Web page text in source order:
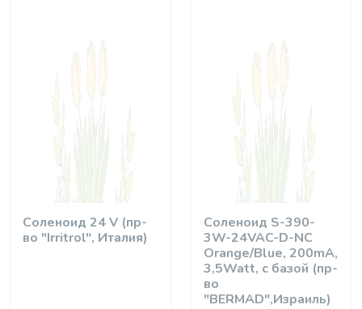
Соленоид 24 V (пр-
во "Irritrol", Италия)
Соленоид S-390-
3W-24VAC-D-NC
Orange/Blue, 200mA,
3,5Watt, с базой (пр-
во
"BERMAD",Израиль)